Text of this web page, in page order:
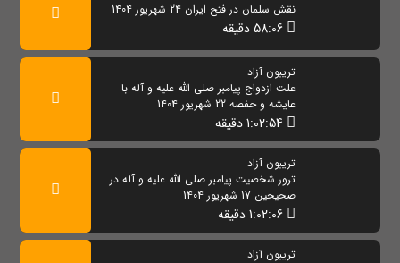
نقش سلمان در فتح ایران 24 شهریور 1404
تریبون آزاد
علت ازدواج پیامبر صلی الله علیه و آله با
عایشه و حفصه 22 شهریور 1404
تریبون آزاد
ترور شخصیت پیامبر صلی الله علیه و آله در
صحیحین 17 شهریور 1404
تریبون آزاد